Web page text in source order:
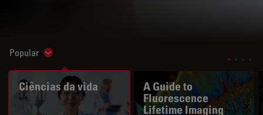
Popular Show subnavigation
Ciências da vida
A Guide to
Fluorescence
Lifetime Imaging